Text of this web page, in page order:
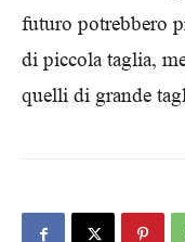
futuro potrebbero
di piccola taglia,
quelli di grande